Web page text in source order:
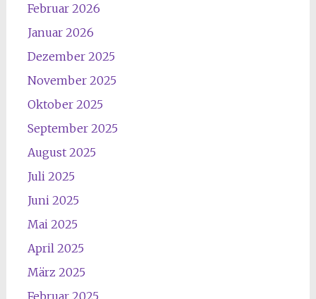
Februar 2026
Januar 2026
Dezember 2025
November 2025
Oktober 2025
September 2025
August 2025
Juli 2025
Juni 2025
Mai 2025
April 2025
März 2025
Februar 2025